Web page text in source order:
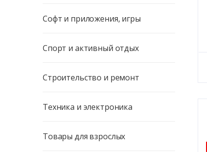
Софт и приложения, игры
Спорт и активный отдых
Строительство и ремонт
Техника и электроника
Товары для взрослых